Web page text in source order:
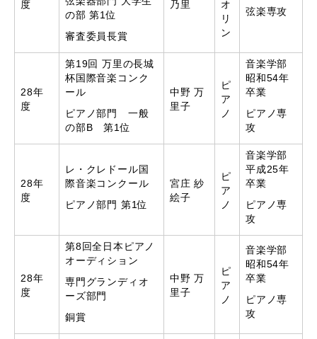
度
の部 第1位
審査委員長賞
乃里
オ
リ
ン
弦楽専攻
28年
度
第19回 万里の長城
杯国際音楽コンク
ール
ピアノ部門 一般
の部B 第1位
中野 万
里子
ピ
ア
ノ
音楽学部
昭和54年
卒業
ピアノ専
攻
28年
度
レ・クレドール国
際音楽コンクール
ピアノ部門 第1位
宮庄 紗
絵子
ピ
ア
ノ
音楽学部
平成25年
卒業
ピアノ専
攻
28年
度
第8回全日本ピアノ
オーディション
専門グランディオ
ーズ部門
銅賞
中野 万
里子
ピ
ア
ノ
音楽学部
昭和54年
卒業
ピアノ専
攻